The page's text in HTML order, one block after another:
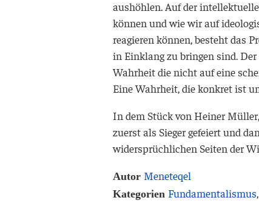
aushöhlen. Auf der
können und wie wir auf
reagieren können, besteht das
in Einklang zu bringen sind.
Wahrheit die nicht auf eine
Eine Wahrheit, die konkret ist
In dem Stück von Heiner
zuerst als Sieger gefeiert und
widersprüchlichen Seiten der
Autor Meneteqel
Kategorien Fundamentalismus,